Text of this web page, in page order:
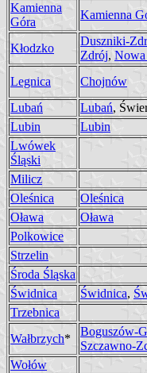
Kamienna
Góra
Kamienna
Kłodzko
Duszniki-
Zdrój,
Legnica
Chojnów
Lubań
Lubań,
Lubin
Lubin
Lwówek
Śląski
Milicz
Oleśnica
Oleśnica
Oława
Oława
Polkowice
Strzelin
Środa Śląska
Świdnica
Świdnica,
Trzebnica
Wałbrzych*
Boguszów-
Szczawno-
Wołów